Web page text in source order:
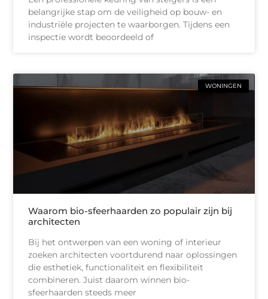
belangrijke stap om de veiligheid op bouw- en
industriële projecten te waarborgen. Tijdens een
inspectie wordt beoordeeld of
WONINGEN
Waarom bio-sfeerhaarden zo populair zijn bij
architecten
Bij het ontwerpen van een woning of interieur
zoeken architecten voortdurend naar oplossingen
die esthetiek, functionaliteit en flexibiliteit
combineren. Juist daarom winnen bio-
sfeerhaarden steeds meer